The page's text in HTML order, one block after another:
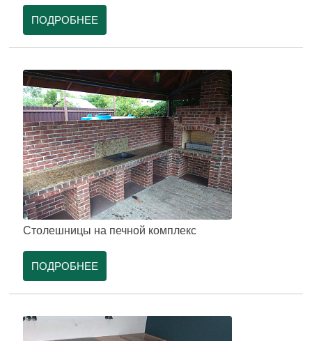
ПОДРОБНЕЕ
Столешницы на печной комплекс
ПОДРОБНЕЕ